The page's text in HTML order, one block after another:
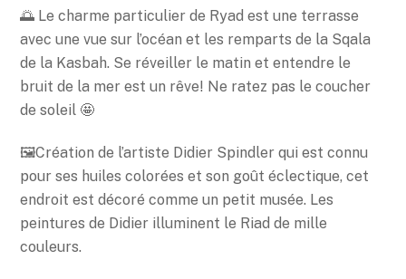
🌅 Le charme particulier de Ryad est une terrasse
avec une vue sur l’océan et les remparts de la Sqala
de la Kasbah. Se réveiller le matin et entendre le
bruit de la mer est un rêve! Ne ratez pas le coucher
de soleil 🤩
🖼Création de l’artiste Didier Spindler qui est connu
pour ses huiles colorées et son goût éclectique, cet
endroit est décoré comme un petit musée. Les
peintures de Didier illuminent le Riad de mille
couleurs.